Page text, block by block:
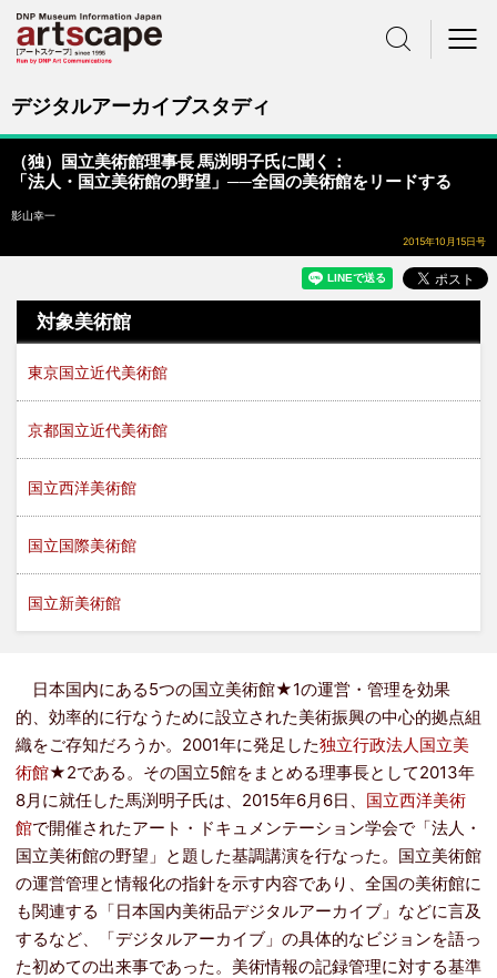
デジタルアーカイブスタディ
（独）国立美術館理事長 馬渕明子氏に聞く：
「法人・国立美術館の野望」──全国の美術館をリードする
影山幸一
2015年10月15日号
対象美術館
東京国立近代美術館
京都国立近代美術館
国立西洋美術館
国立国際美術館
国立新美術館
日本国内にある5つの国立美術館★1の運営・管理を効果
的、効率的に行なうために設立された美術振興の中心的拠点組
織をご存知だろうか。2001年に発足した独立行政法人国立美
術館★2である。その国立5館をまとめる理事長として2013年
8月に就任した馬渕明子氏は、2015年6月6日、 国立西洋美術
館で開催されたアート・ドキュメンテーション学会で「法人・
国立美術館の野望」と題した基調講演を行なった。国立美術館
の運営管理と情報化の指針を示す内容であり、全国の美術館に
も関連する「日本国内美術品デジタルアーカイブ」などに言及
するなど、「デジタルアーカイブ」の具体的なビジョンを語っ
た初めての出来事であった。美術情報の記録管理に対する基準
サイト内検索